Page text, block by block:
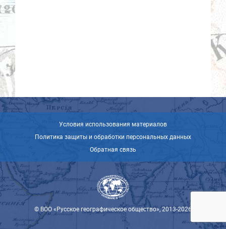
Условия использования материалов
Политика защиты и обработки персональных данных
Обратная связь
© ВОО «Русское географическое общество», 2013-2026